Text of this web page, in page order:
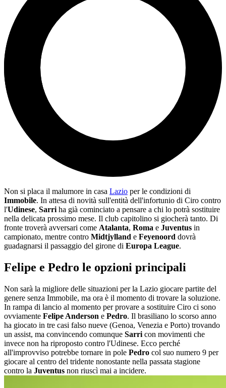
Non si placa il malumore in casa Lazio per le condizioni di
Immobile. In attesa di novità sull'entità dell'infortunio di Ciro contro
l'Udinese, Sarri ha già cominciato a pensare a chi lo potrà sostituire
nella delicata prossimo mese. Il club capitolino si giocherà tanto. Di
fronte troverà avversari come Atalanta, Roma e Juventus in
campionato, mentre contro Midtjylland e Feyenoord dovrà
guadagnarsi il passaggio del girone di Europa League.
Felipe e Pedro le opzioni principali
Non sarà la migliore delle situazioni per la Lazio giocare partite del
genere senza Immobile, ma ora è il momento di trovare la soluzione.
In rampa di lancio al momento per provare a sostituire Ciro ci sono
ovviamente Felipe Anderson e Pedro. Il brasiliano lo scorso anno
ha giocato in tre casi falso nueve (Genoa, Venezia e Porto) trovando
un assist, ma convincendo comunque Sarri con movimenti che
invece non ha riproposto contro l'Udinese. Ecco perché
all'improvviso potrebbe tornare in pole Pedro col suo numero 9 per
giocare al centro del tridente nonostante nella passata stagione
contro la Juventus non riuscì mai a incidere.